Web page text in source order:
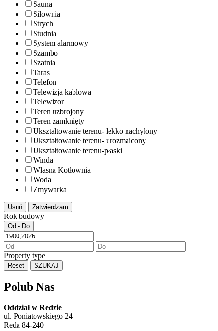
Sauna
Siłownia
Strych
Studnia
System alarmowy
Szambo
Szatnia
Taras
Telefon
Telewizja kablowa
Telewizor
Teren uzbrojony
Teren zamknięty
Ukształtowanie terenu- lekko nachylony
Ukształtowanie terenu- urozmaicony
Ukształtowanie terenu-płaski
Winda
Własna Kotłownia
Woda
Zmywarka
Usuń Zatwierdzam
Rok budowy
Od - Do
Property type
Reset SZUKAJ
Polub Nas
Oddział w Redzie
ul. Poniatowskiego 24
Reda 84-240